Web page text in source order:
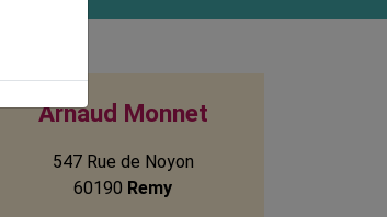
Arnaud Monnet
547 Rue de Noyon
60190 Remy